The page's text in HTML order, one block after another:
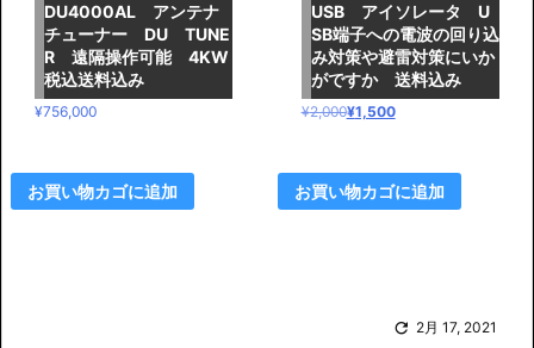
DU4000AL アンテナ
チューナー DU TUNE
R 遠隔操作可能 4KW
税込送料込み
¥756,000
お買い物カゴに追加
USB アイソレータ U
SB端子への電波の回り込
み対策や避雷対策にいか
がですか 送料込み
¥2,000元
格
は
¥1,500現
価
格
0
お買い物カゴに追加
 2月 17, 2021